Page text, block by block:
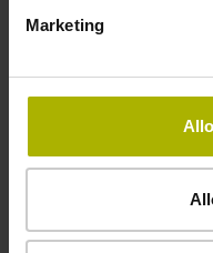
Marketing
在规则定义基础上
可选功能
HEIDENHAIN还提供
不同车间和不同生产
应变化并不断优化生
显示和分析
无上。用户可完全控